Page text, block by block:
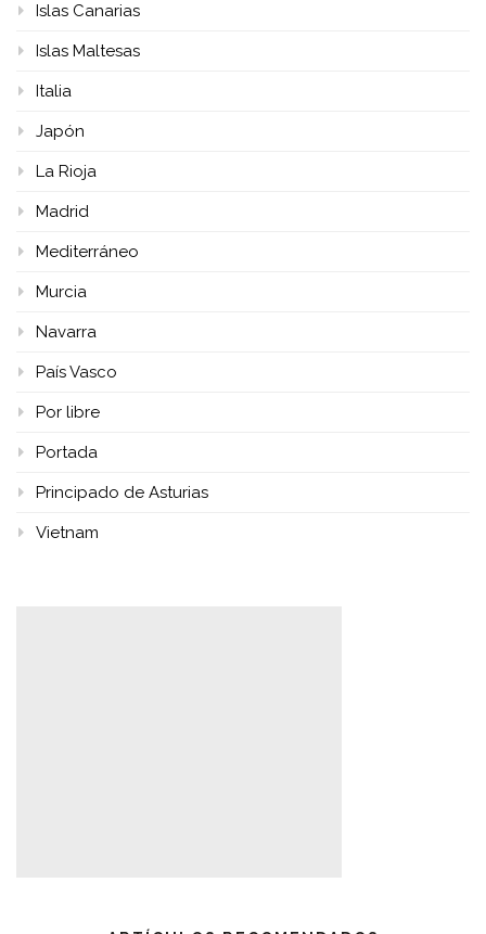
Islas Canarias
Islas Maltesas
Italia
Japón
La Rioja
Madrid
Mediterráneo
Murcia
Navarra
País Vasco
Por libre
Portada
Principado de Asturias
Vietnam